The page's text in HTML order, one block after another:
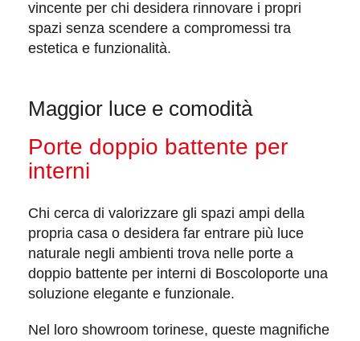
vincente per chi desidera rinnovare i propri
spazi senza scendere a compromessi tra
estetica e funzionalità.
Maggior luce e comodità
Porte doppio battente per
interni
Chi cerca di valorizzare gli spazi ampi della
propria casa o desidera far entrare più luce
naturale negli ambienti trova nelle porte a
doppio battente per interni di Boscoloporte una
soluzione elegante e funzionale.
Nel loro showroom torinese, queste magnifiche